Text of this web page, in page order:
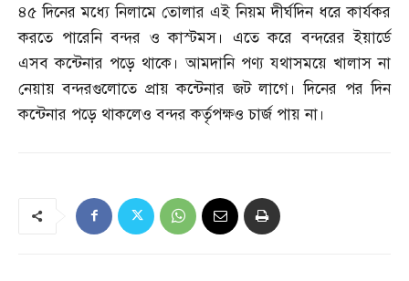
৪৫ দিনের মধ্যে নিলামে তোলার এই নিয়ম দীর্ঘদিন ধরে কার্যকর
করতে পারেনি বন্দর ও কাস্টমস। এতে করে বন্দরের ইয়ার্ডে
এসব কন্টেনার পড়ে থাকে। আমদানি পণ্য যথাসময়ে খালাস না
নেয়ায় বন্দরগুলোতে প্রায় কন্টেনার জট লাগে। দিনের পর দিন
কন্টেনার পড়ে থাকলেও বন্দর কর্তৃপক্ষও চার্জ পায় না।